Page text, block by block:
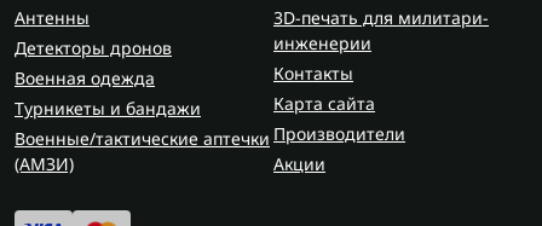
Антенны
Детекторы дронов
Военная одежда
Турникеты и бандажи
Военные/тактические аптечки
(AMЗИ)
3D-печать для милитари-
инженерии
Контакты
Карта сайта
Производители
Акции